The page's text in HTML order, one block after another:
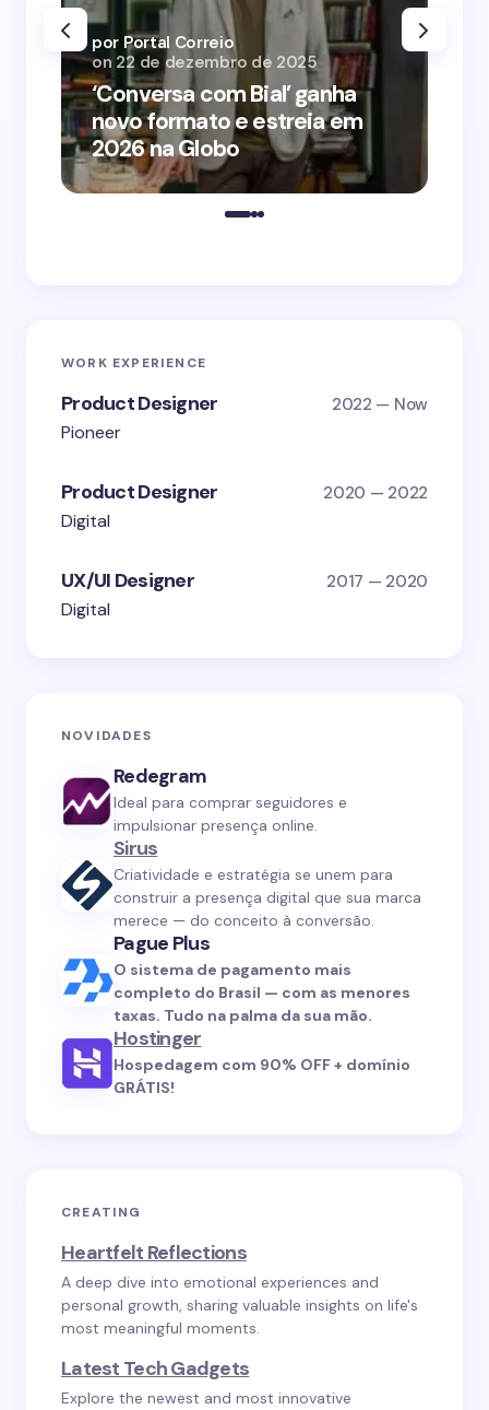
‘Conversa com Bial’ ganha
novo formato e estreia em
2026 na Globo
por Portal Correio
on 22 de dezembro de 2025
WORK EXPERIENCE
Product Designer 2022 — Now
Pioneer
Product Designer 2020 — 2022
Digital
UX/UI Designer 2017 — 2020
Digital
NOVIDADES
Redegram
Ideal para comprar seguidores e
impulsionar presença online.
Sirus
Criatividade e estratégia se unem para
construir a presença digital que sua marca
merece — do conceito à conversão.
Pague Plus
O sistema de pagamento mais
completo do Brasil — com as menores
taxas. Tudo na palma da sua mão.
Hostinger
Hospedagem com 90% OFF + domínio
GRÁTIS!
CREATING
Heartfelt Reflections
A deep dive into emotional experiences and
personal growth, sharing valuable insights on life's
most meaningful moments.
Latest Tech Gadgets
Explore the newest and most innovative